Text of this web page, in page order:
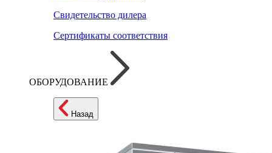
Свидетельство дилера
Сертификаты соответствия
ОБОРУДОВАНИЕ
Назад